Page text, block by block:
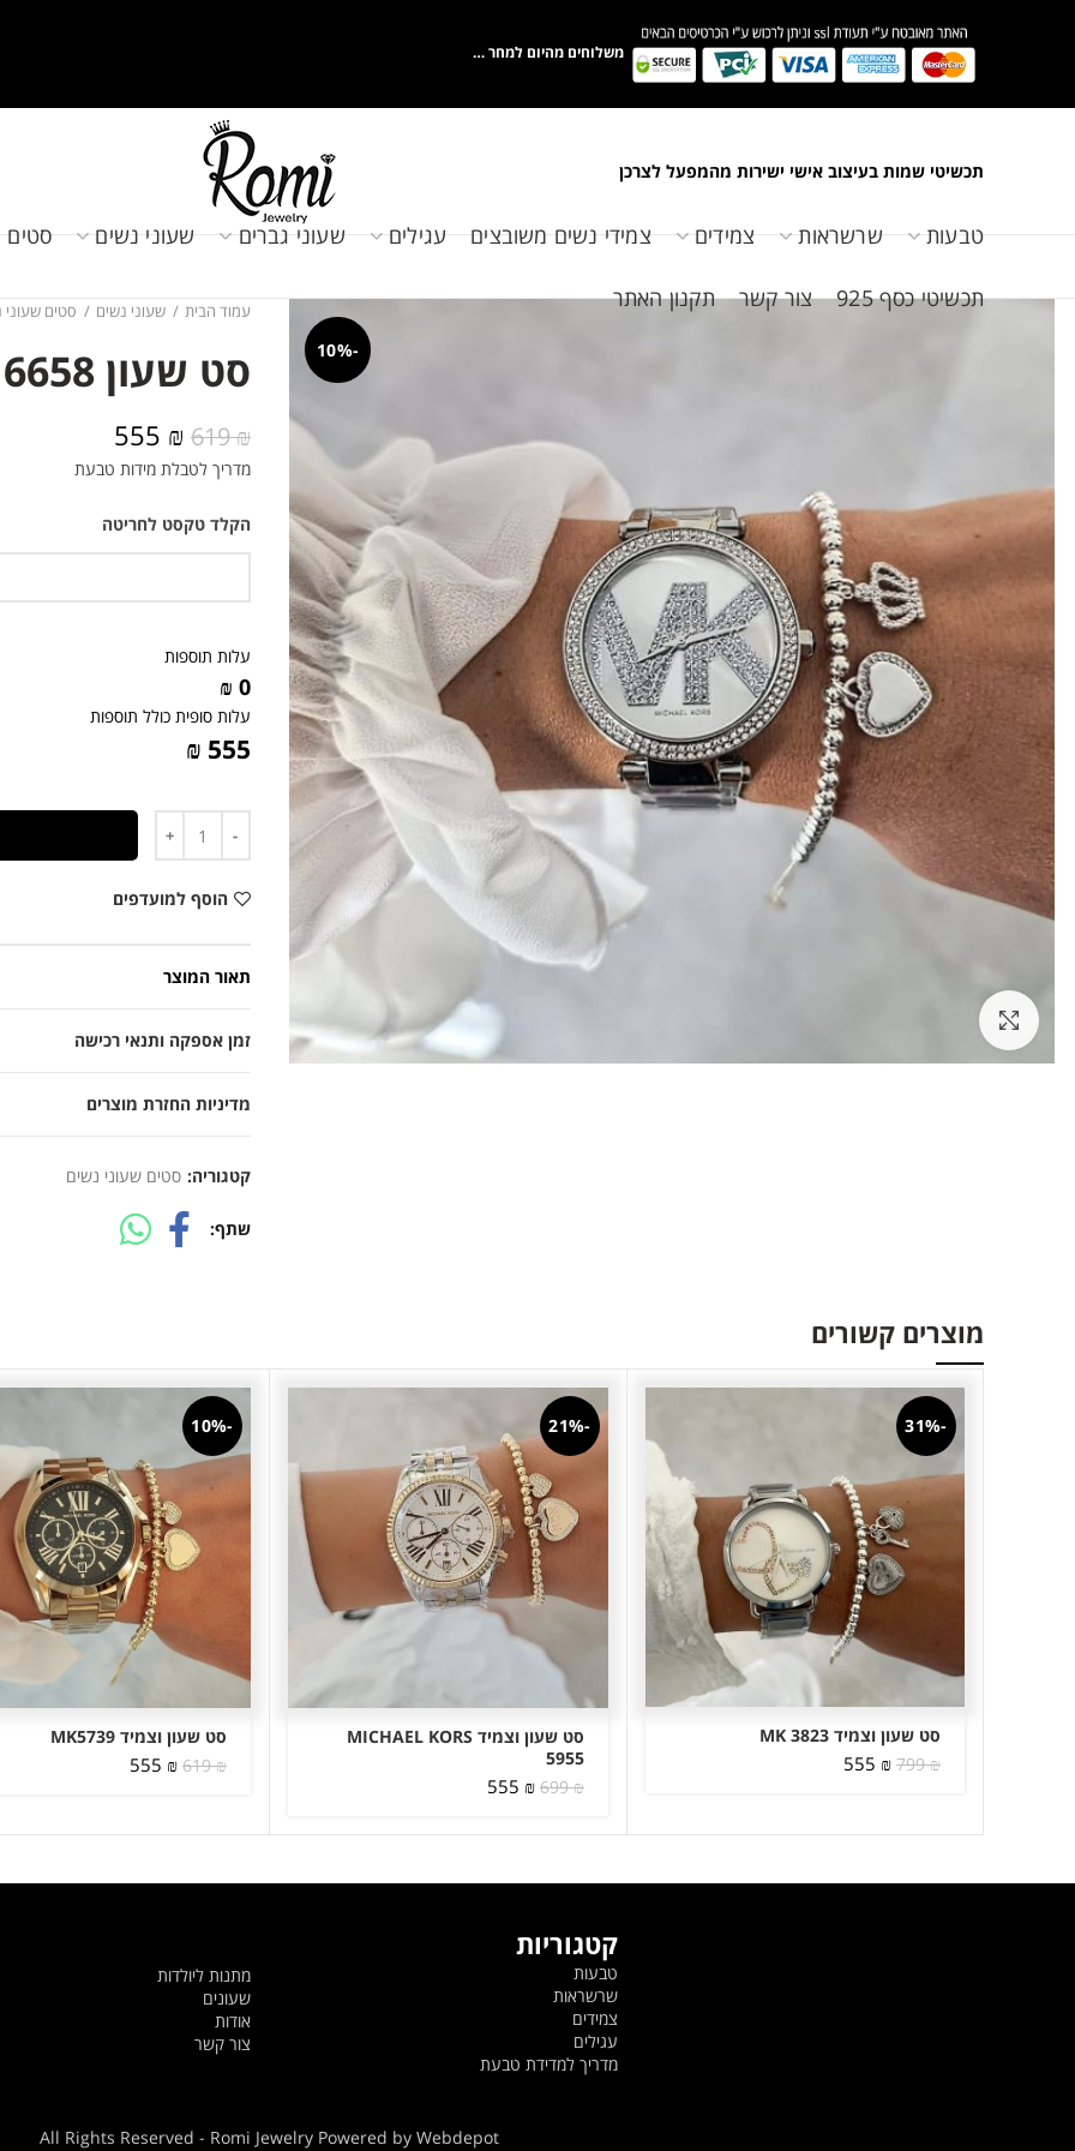
משלוחים מהיום למחר …
תכשיטי שמות בעיצוב אישי ישירות מהמפעל לצרכן
טבעות שרשראות צמידים צמידי נשים משובצים עגילים שעוני גברים שעוני נשים סטים
תכשיטי כסף 925 צור קשר תקנון האתר
-10%
עמוד הבית שעוני נשים סטים שעוני
סט שעון MK 6658 וצמיד
619₪
המחיר
המקורי
619 ₪.
555 ₪
הנוכחי
555 ₪.
מדריך לטבלת מידות טבעת
הקלד טקסט לחריטה
עלות תוספות
0 ₪
עלות סופית כולל תוספות
555 ₪
הוסף למועדפים
תאור המוצר
זמן אספקה ותנאי רכישה
מדיניות החזרת מוצרים
קטגוריה: סטים שעוני נשים
שתף
מוצרים קשורים
-31%
סט שעון וצמיד MK 3823
799₪
המחיר
799 ₪.
555 ₪
555 ₪.
-21%
סט שעון וצמיד MICHAEL KORS
5955
699₪
המחיר
היה:
555 ₪
הוא:
-10%
סט שעון וצמיד MK5739
619₪
המחיר
619 ₪.
555 ₪
555 ₪.
מתנות ליולדות
שעונים
אודות
צור קשר
קטגוריות
טבעות
שרשראות
צמידים
עגילים
מדריך למדידת טבעת
All Rights Reserved - Romi Jewelry Powered by Webdepot